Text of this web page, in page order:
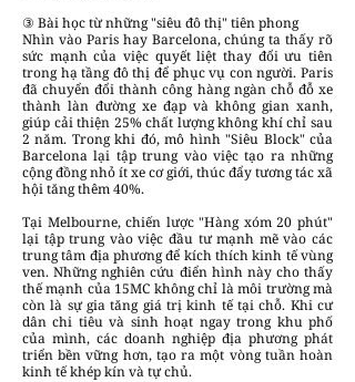
③ Bài học từ những "siêu đô thị" tiên phong
Nhìn vào Paris hay Barcelona, chúng ta thấy rõ
sức mạnh của việc quyết liệt thay đổi ưu tiên
trong hạ tầng đô thị để phục vụ con người. Paris
đã chuyển đổi thành công hàng ngàn chỗ đỗ xe
thành làn đường xe đạp và không gian xanh,
giúp cải thiện 25% chất lượng không khí chỉ sau
2 năm. Trong khi đó, mô hình "Siêu Block" của
Barcelona lại tập trung vào việc tạo ra những
cộng đồng nhỏ ít xe cơ giới, thúc đẩy tương tác xã
hội tăng thêm 40%.
Tại Melbourne, chiến lược "Hàng xóm 20 phút"
lại tập trung vào việc đầu tư mạnh mẽ vào các
trung tâm địa phương để kích thích kinh tế vùng
ven. Những nghiên cứu điển hình này cho thấy
thế mạnh của 15MC không chỉ là môi trường mà
còn là sự gia tăng giá trị kinh tế tại chỗ. Khi cư
dân chi tiêu và sinh hoạt ngay trong khu phố
của mình, các doanh nghiệp địa phương phát
triển bền vững hơn, tạo ra một vòng tuần hoàn
kinh tế khép kín và tự chủ.